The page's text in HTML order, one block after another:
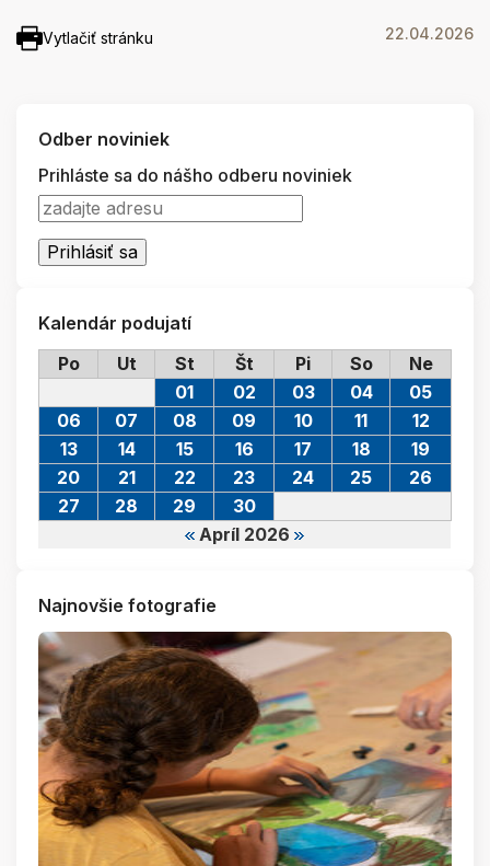
Vytlačiť stránku 22.04.2026
Odber noviniek
Prihláste sa do nášho odberu noviniek
Kalendár podujatí
Po
Ut St Št Pi So Ne
Apríl 2026
01 02 03 04
05
06
07 08 09 10 11
12
13
14 15 16 17 18
19
20
21 22 23 24 25
26
27
28 29 30
Najnovšie fotografie